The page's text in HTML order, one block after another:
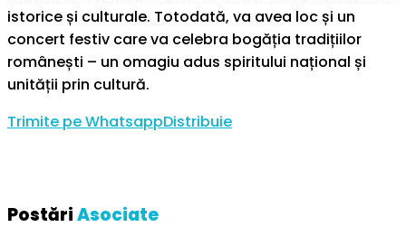
istorice și culturale. Totodată, va avea loc și un
concert festiv care va celebra bogăția tradițiilor
românești – un omagiu adus spiritului național și
unității prin cultură.
Trimite pe WhatsappDistribuie
PostăriAsociate